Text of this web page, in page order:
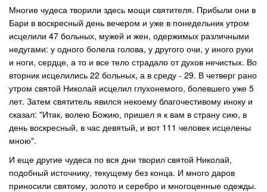
Многие чудеса творили здесь мощи святителя. Прибыли они в
Бари в воскресный день вечером и уже в понедельник утром
исцелили 47 больных, мужей и жен, одержимых различными
недугами: у одного болела голова, у другого очи, у иного руки
и ноги, сердце, а то и все тело страдало от духов нечистых. Во
вторник исцелились 22 больных, а в среду - 29. В четверг рано
утром святой Николай исцелил глухонемого, болевшего уже 5
лет. Затем святитель явился некоему благочестивому иноку и
сказал: "Итак, волею Божию, пришел я к вам в страну сию, в
день воскресный, в час девятый, и вот 111 человек исцелены
мною".
И еще другие чудеса по вся дни творил святой Николай,
подобный источнику, текущему без конца. И много даров
приносили святому, золото и серебро и многоценные одежды.